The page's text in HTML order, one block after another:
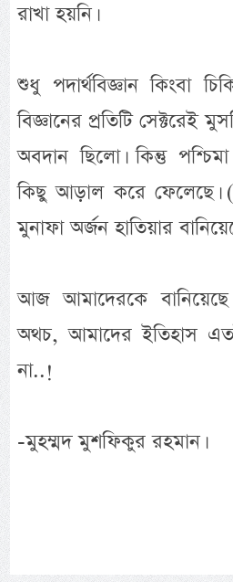
রাখা হয়নি।
শুধু পদার্থবিজ্ঞান কিংবা
বিজ্ঞানের প্রতিটি সেক্টরেই
অবদান ছিলো। কিন্তু
কিছু আড়াল করে ফেলেছে।
মুনাফা অর্জন হাতিয়ার
আজ আমাদেরকে
অথচ, আমাদের ইতিহাস
না..!
-মুহম্মদ মুশফিকুর রহমান।